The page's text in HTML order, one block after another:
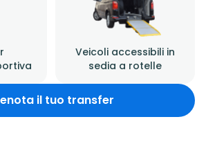
Veicoli accessibili in
sedia a rotelle
il tuo transfer